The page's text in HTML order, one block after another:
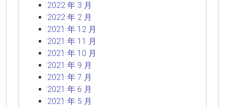
2022 年 3 月
2022 年 2 月
2021 年 12 月
2021 年 11 月
2021 年 10 月
2021 年 9 月
2021 年 7 月
2021 年 6 月
2021 年 5 月